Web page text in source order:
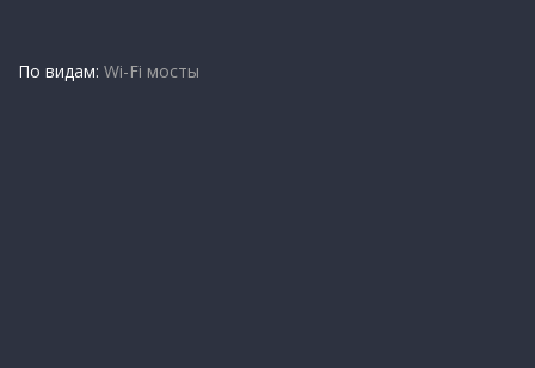
По видам: Wi-Fi мосты